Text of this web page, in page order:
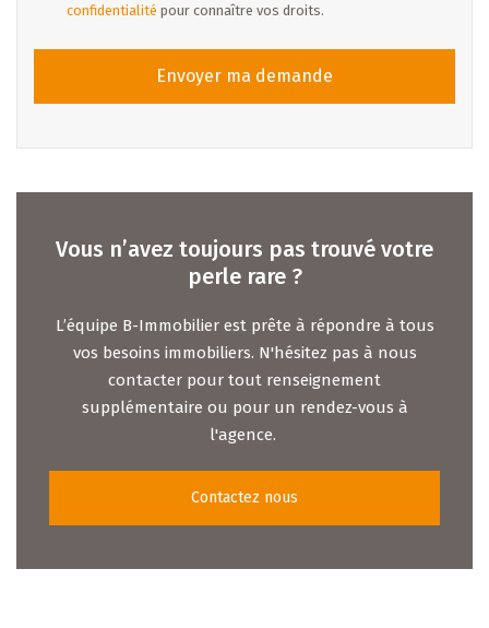
confidentialité pour connaître vos droits.
Envoyer ma demande
Vous n’avez toujours pas trouvé votre
perle rare ?
L’équipe B-Immobilier est prête à répondre à tous
vos besoins immobiliers. N'hésitez pas à nous
contacter pour tout renseignement
supplémentaire ou pour un rendez-vous à
l'agence.
Contactez nous